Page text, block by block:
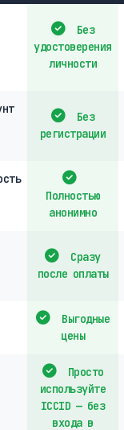
Без
удостоверения
личности
Без
регистрации
Полностью
анонимно
Сразу
после оплаты
Выгодные
цены
Просто
используйте
ICCID — без
входа в